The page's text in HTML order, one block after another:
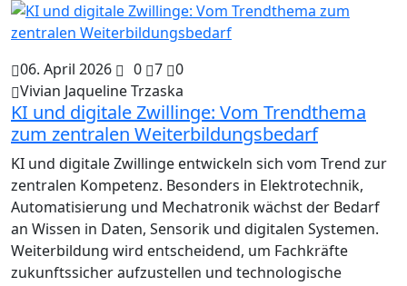
06. April 2026 0 7
0
Vivian Jaqueline Trzaska
KI und digitale Zwillinge: Vom Trendthema
zum zentralen Weiterbildungsbedarf
KI und digitale Zwillinge entwickeln sich vom Trend zur
zentralen Kompetenz. Besonders in Elektrotechnik,
Automatisierung und Mechatronik wächst der Bedarf
an Wissen in Daten, Sensorik und digitalen Systemen.
Weiterbildung wird entscheidend, um Fachkräfte
zukunftssicher aufzustellen und technologische